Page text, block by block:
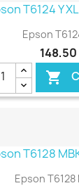
Epson

Epson T6128